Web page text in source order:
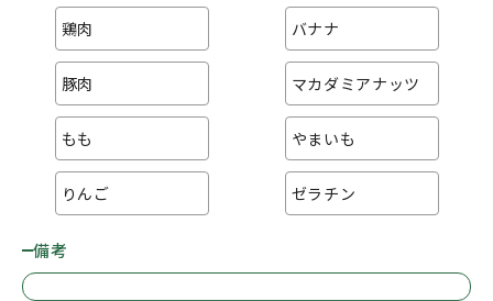
鶏肉 バナナ
豚肉 マカダミアナッツ
もも やまいも
りんご ゼラチン
備考